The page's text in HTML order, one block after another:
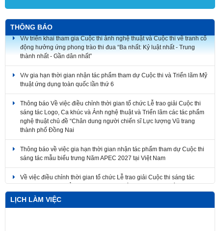
THÔNG BÁO
động hưởng ứng phong trào thi đua “Ba nhất: Kỷ luật nhất - Trung
thành nhất - Gần dân nhất”
thuật ứng dụng toàn quốc lần thứ 6
Thông báo Về việc điều chỉnh thời gian tổ chức Lễ trao giải Cuộc thi
sáng tác Logo, Ca khúc và Ảnh nghệ thuật và Triển lãm các tác phẩm
nghệ thuật chủ đề “Chân dung người chiến sĩ Lực lượng Vũ trang
thành phố Đồng Nai
sáng tác mẫu biểu trưng Năm APEC 2027 tại Việt Nam
Về việc điều chỉnh thời gian tổ chức Lễ trao giải Cuộc thi sáng tác
Logo, Ca khúc và Ảnh nghệ thuật và Triển lãm các tác phẩm nghệ
thuật
LỊCH LÀM VIỆC